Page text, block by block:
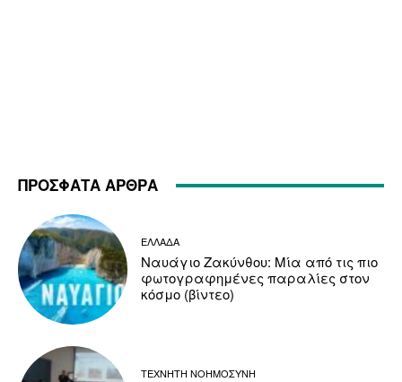
ΠΡΟΣΦΑΤΑ ΑΡΘΡΑ
ΕΛΛΑΔΑ
Ναυάγιο Ζακύνθου: Μία από τις πιο
φωτογραφημένες παραλίες στον
κόσμο (βίντεο)
ΤΕΧΝΗΤΗ ΝΟΗΜΟΣΥΝΗ